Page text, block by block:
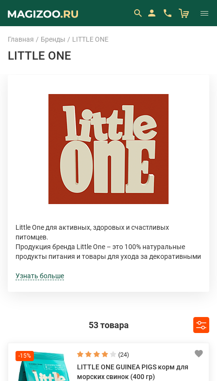
Главная Бренды LITTLE ONE
LITTLE ONE
Little One для активных, здоровых и счастливых
питомцев.
Продукция бренда Little One – это 100% натуральные
продукты питания и товары для ухода за декоративными
индивидуальных особенностей, пищевых потребностей и
поведение, предотвратить скуку и наладить
Все для того, чтобы сделать жизнь любимых
декоративных животных счастливой и наполненной
веселыми приключениями.
Узнать больше
53 товара
-15% (24)
LITTLE ONE GUINEA PIGS корм для
морских свинок (400 гр)